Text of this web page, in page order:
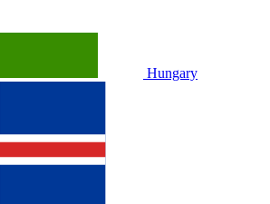
Hungary